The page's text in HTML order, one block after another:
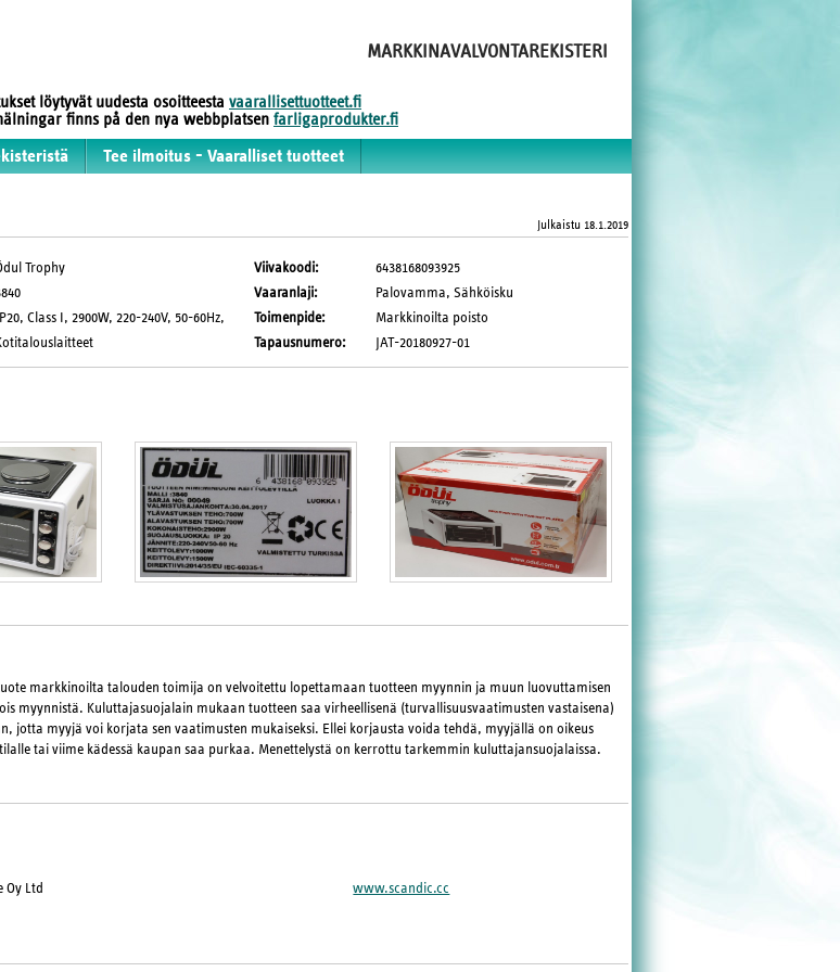
MARKKINAVALVONTAREKISTERI
löytyvät uudesta osoitteesta vaarallisettuotteet.fi
finns på den nya webbplatsen farligaprodukter.fi
Tee ilmoitus - Vaaralliset tuotteet
Julkaistu 18.1.2019
Trophy
Class I, 2900W, 220-240V, 50-60Hz,
Viivakoodi:
6438168093925
Vaaranlaji:
Palovamma, Sähköisku
Toimenpide:
Markkinoilta poisto
Tapausnumero: JAT-20180927-01
markkinoilta talouden toimija on velvoitettu lopettamaan tuotteen myynnin ja muun luovuttamisen
myynnistä. Kuluttajasuojalain mukaan tuotteen saa virheellisenä (turvallisuusvaatimusten vastaisena)
jotta myyjä voi korjata sen vaatimusten mukaiseksi. Ellei korjausta voida tehdä, myyjällä on oikeus
tai viime kädessä kaupan saa purkaa. Menettelystä on kerrottu tarkemmin kuluttajansuojalaissa.
Oy Ltd
www.scandic.cc